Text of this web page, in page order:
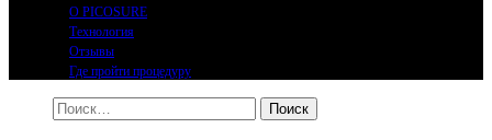
О PICOSURE
Технология
Отзывы
Где пройти процедуру
Найти: